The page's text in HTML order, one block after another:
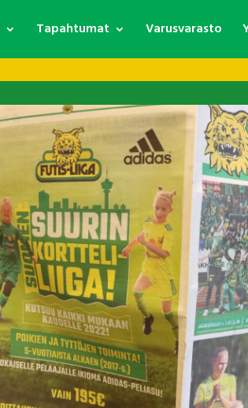
Tapahtumat Varusvarasto